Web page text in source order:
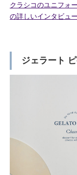
クラシコのユニフォ
の詳しいインタビュ
ジェラート